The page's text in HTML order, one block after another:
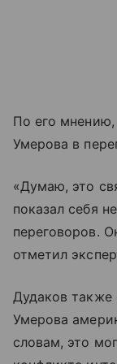
По его мнению,
Умерова в
«Думаю, это
показал себя
переговоров.
отметил
Дудаков также
Умерова
словам, это